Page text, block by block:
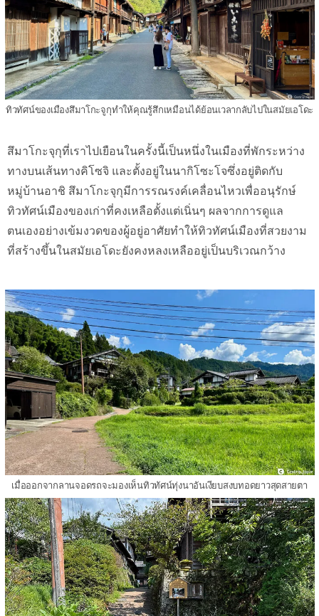
ทิวทัศน์ของเมืองสึมาโกะจูกุทำให้คุณรู้สึกเหมือนได้ย้อนเวลากลับไปในสมัยเอโดะ
สึมาโกะจุกุที่เราไปเยือนในครั้งนี้เป็นหนึ่งในเมืองที่พักระหว่าง
ทางบนเส้นทางคิโซจิ และตั้งอยู่ในนากิโซะโจซึ่งอยู่ติดกับ
หมู่บ้านอาชิ สึมาโกะจุกุมีการรณรงค์เคลื่อนไหวเพื่ออนุรักษ์
ทิวทัศน์เมืองของเก่าที่คงเหลือตั้งแต่เนิ่นๆ ผลจากการดูแล
ตนเองอย่างเข้มงวดของผู้อยู่อาศัยทำให้ทิวทัศน์เมืองที่สวยงาม
ที่สร้างขึ้นในสมัยเอโดะยังคงหลงเหลืออยู่เป็นบริเวณกว้าง
เมื่อออกจากลานจอดรถจะมองเห็นทิวทัศน์ทุ่งนาอันเงียบสงบทอดยาวสุดสายตา